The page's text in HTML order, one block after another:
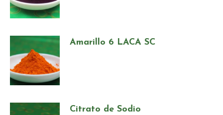
Amarillo 6 LACA SC
Citrato de Sodio